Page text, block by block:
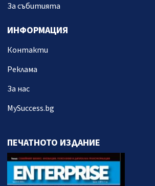
За събитията
ИНФОРМАЦИЯ
Контакти
Реклама
За нас
MySuccess.bg
ПЕЧАТНОТО ИЗДАНИЕ